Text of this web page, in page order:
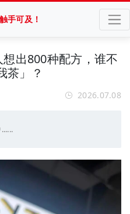
手可及！
出800种配方，谁不
茶」？
2026.07.08